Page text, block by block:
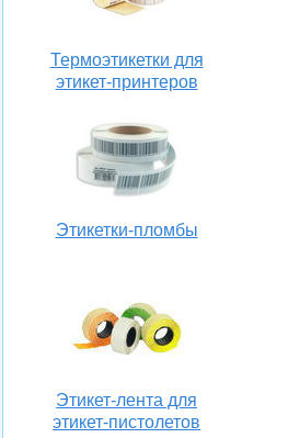
Термоэтикетки для
этикет-принтеров
Этикетки-пломбы
Этикет-лента для
этикет-пистолетов